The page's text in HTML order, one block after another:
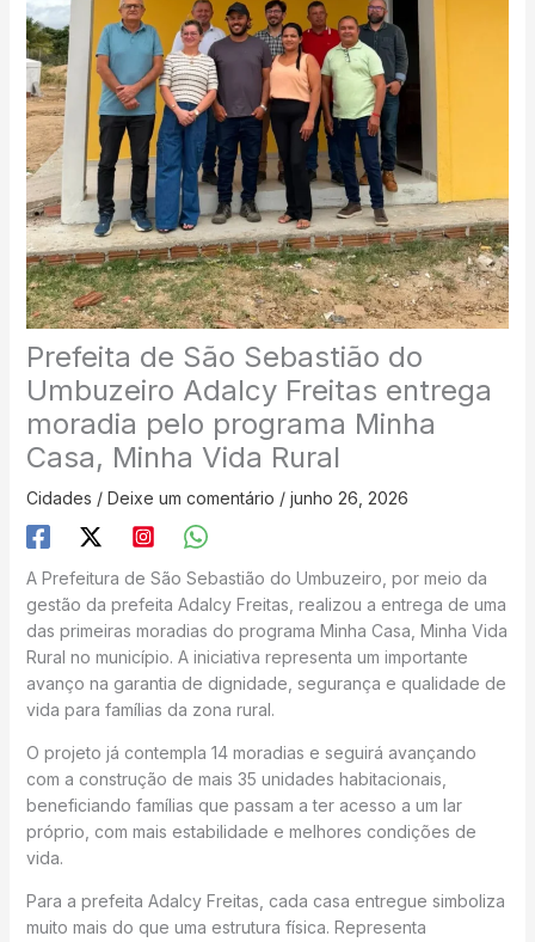
Prefeita de São Sebastião do
Umbuzeiro Adalcy Freitas entrega
moradia pelo programa Minha
Casa, Minha Vida Rural
Cidades / Deixe um comentário / junho 26, 2026
A Prefeitura de São Sebastião do Umbuzeiro, por meio da
gestão da prefeita Adalcy Freitas, realizou a entrega de uma
das primeiras moradias do programa Minha Casa, Minha Vida
Rural no município. A iniciativa representa um importante
avanço na garantia de dignidade, segurança e qualidade de
vida para famílias da zona rural.
O projeto já contempla 14 moradias e seguirá avançando
com a construção de mais 35 unidades habitacionais,
beneficiando famílias que passam a ter acesso a um lar
próprio, com mais estabilidade e melhores condições de
vida.
Para a prefeita Adalcy Freitas, cada casa entregue simboliza
muito mais do que uma estrutura física. Representa